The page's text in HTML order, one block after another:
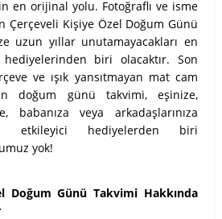
en orijinal yolu. Fotoğraflı ve isme
Çerçeveli Kişiye Özel Doğum Günü
uzun yıllar unutamayacakları en
biri olacaktır. Son
ve ışık yansıtmayan mat cam
doğum günü takvimi, eşinize,
babanıza veya arkadaşlarınıza
etkileyici hediyelerden biri
yok!
Doğum Günü Takvimi Hakkında